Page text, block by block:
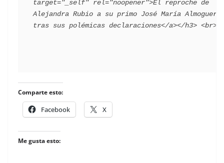
target="_self" rel="noopener">El reproche de
Alejandra Rubio a su primo José María Almoguera
Comparte esto:
Facebook X
Me gusta esto: